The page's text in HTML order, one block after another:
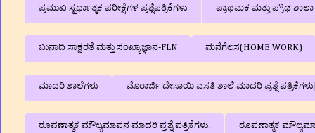
ಪ್ರಮುಖ ಸ್ಪರ್ಧಾತ್ಮಕ ಪರೀಕ್ಷೆಗಳ ಪ್ರಶ್ನೆಪತ್ರಿಕೆಗಳು ಪ್ರಾಥಮಕ ಮತ್ತು ಪ್ರೌಢ ಶಾಲಾ
ಬುನಾದಿ ಸಾಕ್ಷರತೆ ಮತ್ತು ಸಂಖ್ಯಾಜ್ಞಾನ-FLN ಮನೆಗೆಲಸ(HOME WORK)
ಮಾದರಿ ಶಾಲೆಗಳು ಮೊರಾರ್ಜಿ ದೇಸಾಯಿ ವಸತಿ ಶಾಲೆ ಮಾದರಿ ಪ್ರಶ್ನೆ
ರೂಪಣಾತ್ಮಕ ಮೌಲ್ಯಮಾಪನ ಮಾದರಿ ಪ್ರಶ್ನೆ ಪತ್ರಿಕೆಗಳು. ರೂಪಣಾತ್ಮಕ